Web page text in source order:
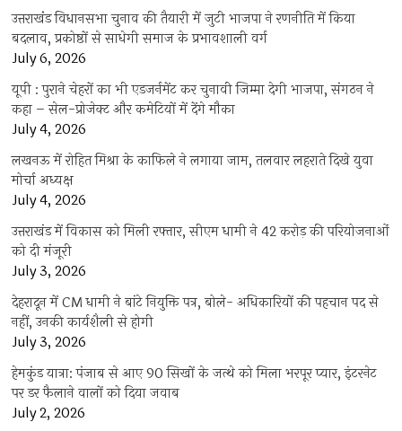
उत्तराखंंड विधानसभा चुनाव की तैयारी में जुटी भाजपा ने रणनीति में किया
बदलाव, प्रकोष्ठों से साधेगी समाज के प्रभावशाली वर्ग
July 6, 2026
यूपी : पुराने चेहरों का भी एडजर्नमेंट कर चुनावी जिम्मा देगी भाजपा, संगठन ने
कहा – सेल-प्रोजेक्ट और कमेटियों में देंगे मौका
July 4, 2026
लखनऊ में रोहित मिश्रा के काफिले ने लगाया जाम, तलवार लहराते दिखे युवा
मोर्चा अध्यक्ष
July 4, 2026
उत्तराखंड में विकास को मिली रफ्तार, सीएम धामी ने 42 करोड़ की परियोजनाओं
को दी मंजूरी
July 3, 2026
देहरादून में CM धामी ने बांटे नियुक्ति पत्र, बोले- अधिकारियों की पहचान पद से
नहीं, उनकी कार्यशैली से होगी
July 3, 2026
हेमकुंड यात्रा: पंजाब से आए 90 सिखों के जत्थे को मिला भरपूर प्यार, इंटरनेट
पर डर फैलाने वालों को दिया जवाब
July 2, 2026